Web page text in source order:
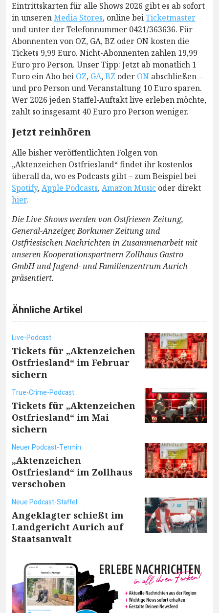
Eintrittskarten für alle Shows 2026 gibt es ab sofort
in unserenMedia Stores, online beiTicketmaster
und unter der Telefonnummer 0421/363636. Für
Abonnenten von OZ, GA, BZ oder ON kosten die
Tickets 9,99 Euro. Nicht-Abonnenten zahlen 19,99
Euro pro Person. Unser Tipp: Jetzt ab monatlich 1
Euro ein Abo bei OZ, GA,BZ oder ON abschließen –
und pro Person und Veranstaltung 10 Euro sparen.
Wer 2026 jeden Staffel-Auftakt live erleben möchte,
zahlt so insgesamt 40 Euro pro Person weniger.
Jetzt reinhören
Alle bisher veröffentlichten Folgen von
„Aktenzeichen Ostfriesland“ findet ihr kostenlos
überall da, wo es Podcasts gibt – zum Beispiel bei
Spotify,Apple Podcasts,Amazon Music oder direkt
hier.
Die Live-Shows werden von Ostfriesen-Zeitung,
General-Anzeiger, Borkumer Zeitung und
Ostfriesischen Nachrichten in Zusammenarbeit mit
unseren Kooperationspartnern Zollhaus Gastro
GmbH und Jugend- und Familienzentrum Aurich
präsentiert.
Ähnliche Artikel
Live-Podcast
Tickets für „Aktenzeichen
Ostfriesland“ im Februar
sichern
True-Crime-Podcast
Tickets für „Aktenzeichen
Ostfriesland“ im Mai
sichern
Neuer Podcast-Termin
„Aktenzeichen
Ostfriesland“ im Zollhaus
verschoben
Neue Podcast-Staffel
Angeklagter schießt im
Landgericht Aurich auf
Staatsanwalt